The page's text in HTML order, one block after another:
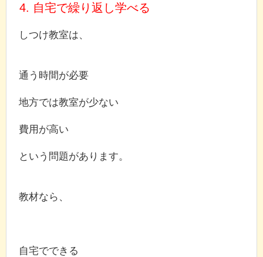
4. 自宅で繰り返し学べる
しつけ教室は、
通う時間が必要
地方では教室が少ない
費用が高い
という問題があります。
教材なら、
自宅でできる